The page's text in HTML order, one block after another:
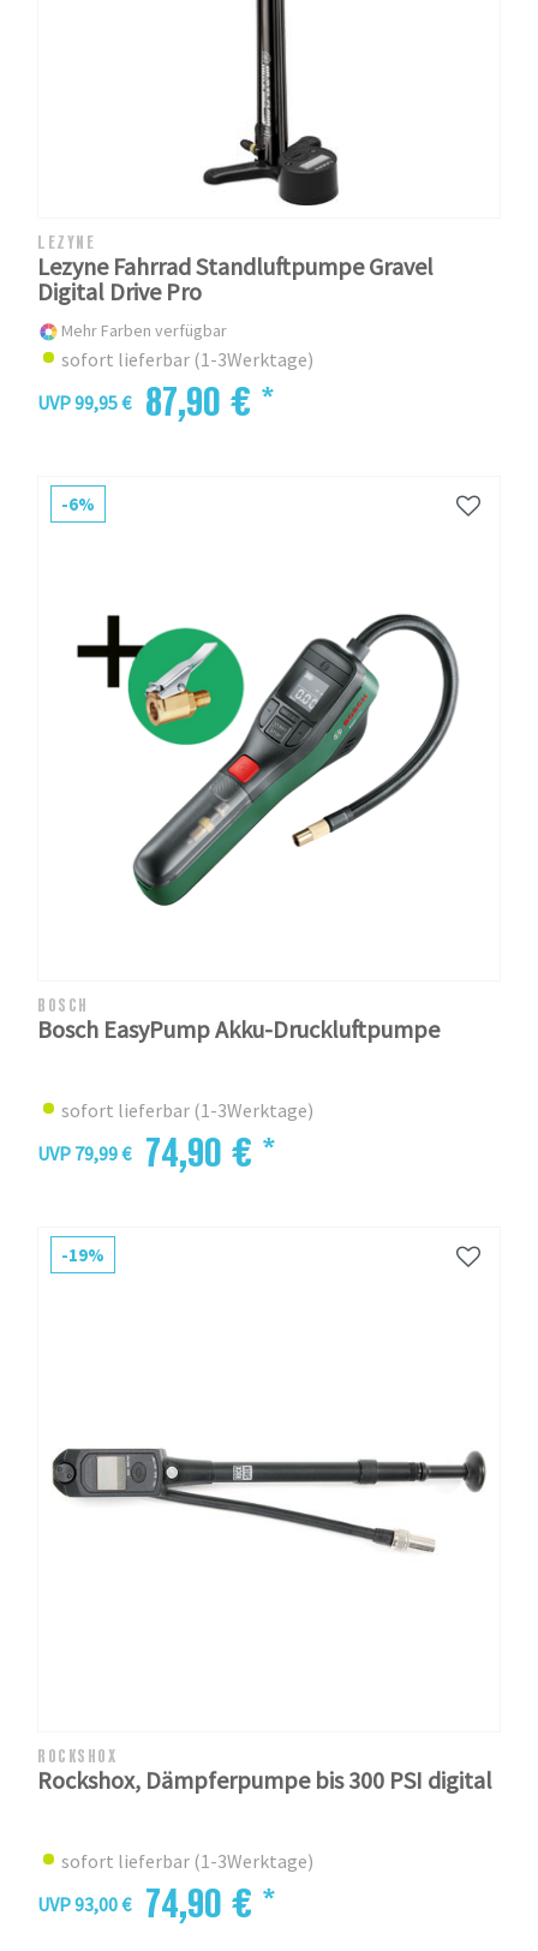
LEZYNE
Lezyne Fahrrad Standluftpumpe Gravel
Digital Drive Pro
Mehr Farben verfügbar
sofort lieferbar (1-3Werktage)
UVP 99,95 €
87,90 € *
-6%
BOSCH
Bosch EasyPump Akku-Druckluftpumpe
sofort lieferbar (1-3Werktage)
UVP 79,99 €
74,90 € *
-19%
ROCKSHOX
Rockshox, Dämpferpumpe bis 300 PSI digital
sofort lieferbar (1-3Werktage)
UVP 93,00 €
74,90 € *